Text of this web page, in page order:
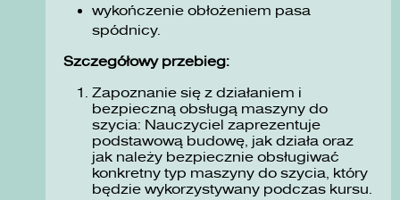
wykończenie obłożeniem pasa
spódnicy.
Szczegółowy przebieg:
Zapoznanie się z działaniem i
bezpieczną obsługą maszyny do
szycia: Nauczyciel zaprezentuje
podstawową budowę, jak działa oraz
jak należy bezpiecznie obsługiwać
konkretny typ maszyny do szycia, który
będzie wykorzystywany podczas kursu.